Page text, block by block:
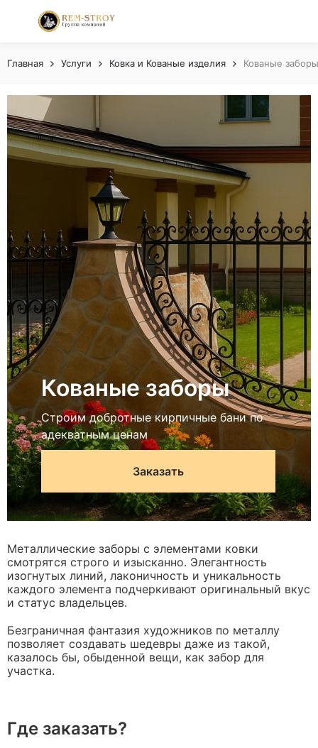
Главная Услуги Ковка и Кованые изделия Кованые заборы
Кованые заборы
Строим добротные кирпичные бани по
адекватным ценам
Заказать
Металлические заборы с элементами ковки
смотрятся строго и изысканно. Элегантность
изогнутых линий, лаконичность и уникальность
каждого элемента подчеркивают оригинальный вкус
и статус владельцев.
Безграничная фантазия художников по металлу
позволяет создавать шедевры даже из такой,
казалось бы, обыденной вещи, как забор для
участка.
Где заказать?